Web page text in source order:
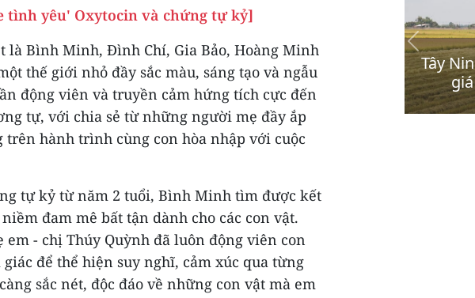
yêu' Oxytocin và chứng tự kỷ]
là Bình Minh, Đình Chí, Gia Bảo, Hoàng Minh
thế giới nhỏ đầy sắc màu, sáng tạo và ngẫu
động viên và truyền cảm hứng tích cực đến
tự, với chia sẻ từ những người mẹ đầy ắp
hành trình cùng con hòa nhập với cuộc
tự kỷ từ năm 2 tuổi, Bình Minh tìm được kết
đam mê bất tận dành cho các con vật.
em - chị Thúy Quỳnh đã luôn động viên con
để thể hiện suy nghĩ, cảm xúc qua từng
sắc nét, độc đáo về những con vật mà em